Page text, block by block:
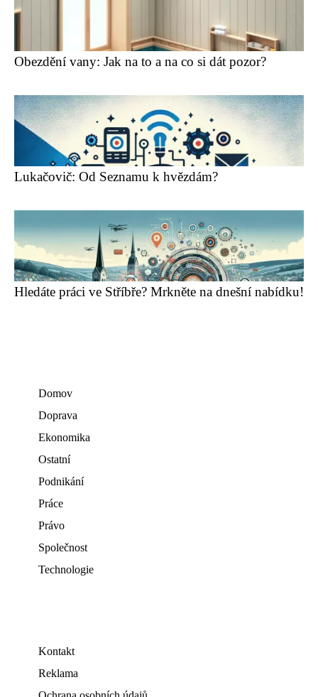
Obezdění vany: Jak na to a na co si dát pozor?
Lukačovič: Od Seznamu k hvězdám?
Hledáte práci ve Stříbře? Mrkněte na dnešní nabídku!
Domov
Doprava
Ekonomika
Ostatní
Podnikání
Práce
Právo
Společnost
Technologie
Kontakt
Reklama